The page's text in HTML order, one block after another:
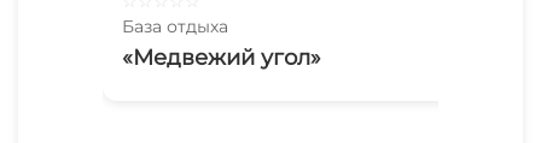
База отдыха
«Медвежий угол»